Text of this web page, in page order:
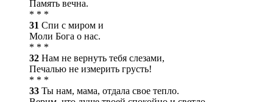
Память вечна.
* * *
31 Спи с миром и
Моли Бога о нас.
* * *
32 Нам не вернуть тебя слезами,
Печалью не измерить грусть!
* * *
33 Ты нам, мама, отдала свое тепло.